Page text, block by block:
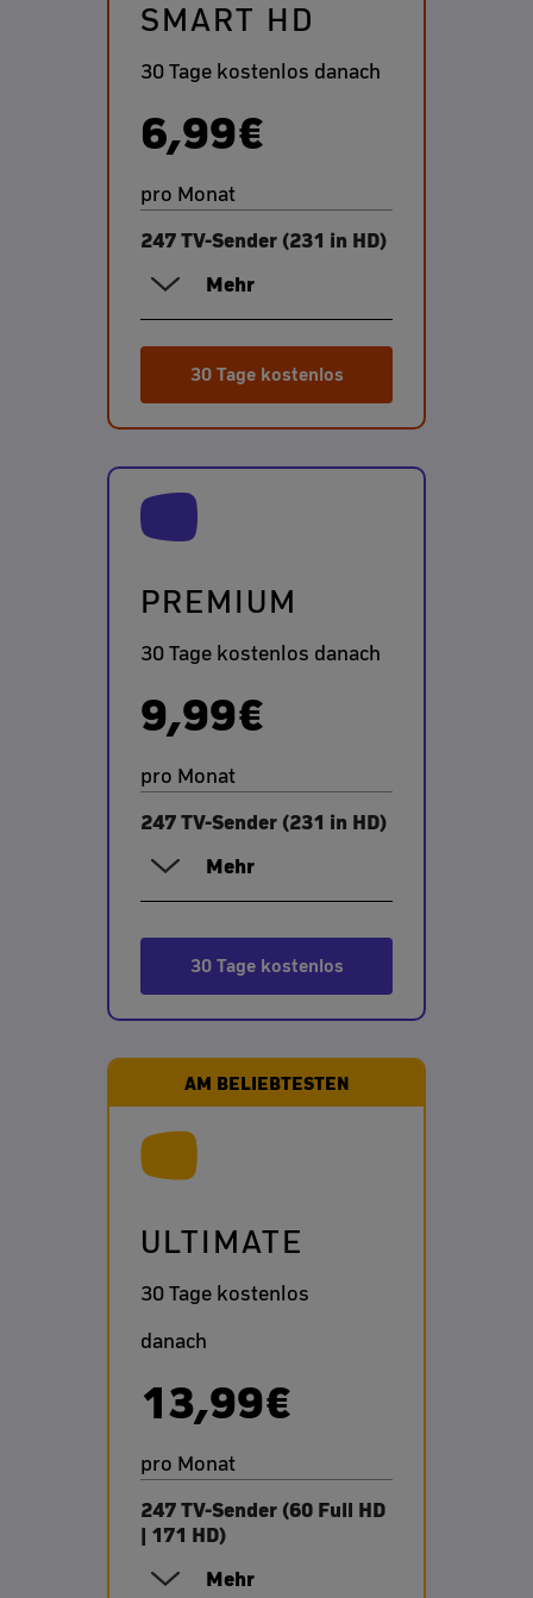
SMART HD
30 Tage kostenlos danach
6,99€
pro Monat
247 TV-Sender (231 in HD)
Mehr
30 Tage kostenlos
PREMIUM
30 Tage kostenlos danach
9,99€
pro Monat
247 TV-Sender (231 in HD)
Mehr
30 Tage kostenlos
AM BELIEBTESTEN
ULTIMATE
30 Tage kostenlos
danach
13,99€
pro Monat
247 TV-Sender (60 Full HD
| 171 HD)
Mehr